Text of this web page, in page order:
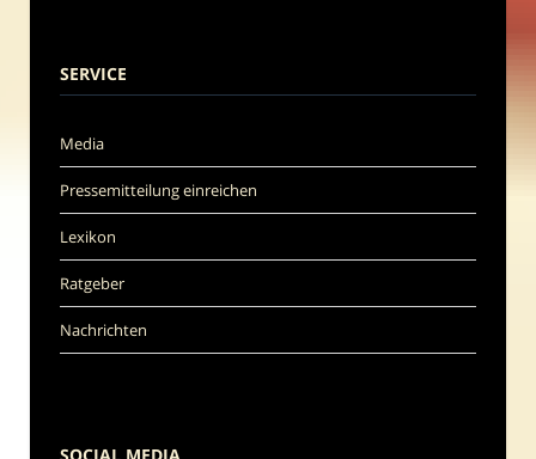
SERVICE
Media
Pressemitteilung einreichen
Lexikon
Ratgeber
Nachrichten